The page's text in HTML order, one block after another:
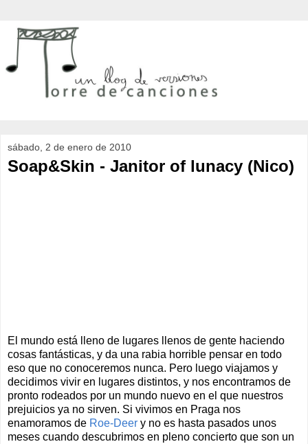
sábado, 2 de enero de 2010
Soap&Skin - Janitor of lunacy (Nico)
El mundo está lleno de lugares llenos de gente haciendo
cosas fantásticas, y da una rabia horrible pensar en todo
eso que no conoceremos nunca. Pero luego viajamos y
decidimos vivir en lugares distintos, y nos encontramos de
pronto rodeados por un mundo nuevo en el que nuestros
prejuicios ya no sirven. Si vivimos en Praga nos
enamoramos de Roe-Deer y no es hasta pasados unos
meses cuando descubrimos en pleno concierto que son un